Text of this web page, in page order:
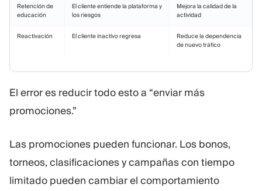
Retención de
educación
El cliente entiende la plataforma y
los riesgos
Mejora la calidad de la
actividad
Reactivación El cliente inactivo regresa
Reduce la dependencia
de nuevo tráfico
El error es reducir todo esto a “enviar más
promociones.”
Las promociones pueden funcionar. Los bonos,
torneos, clasificaciones y campañas con tiempo
limitado pueden cambiar el comportamiento